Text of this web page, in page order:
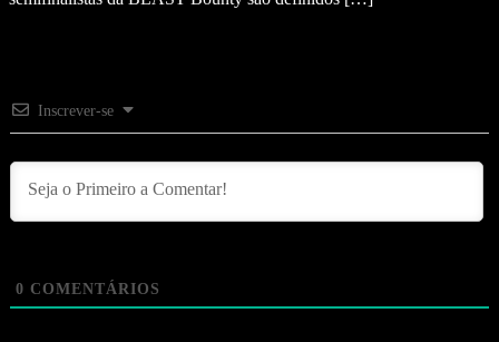
Inscrever-se
0 COMENTÁRIOS